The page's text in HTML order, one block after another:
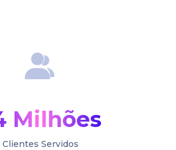
Milhões
Clientes Servidos